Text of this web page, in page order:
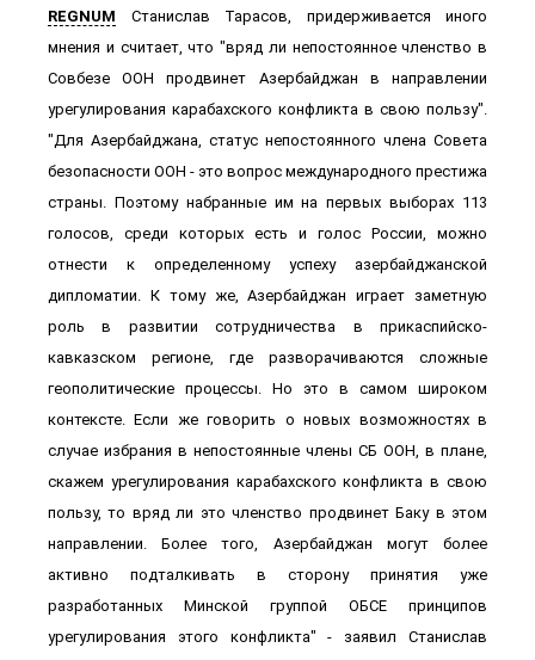
REGNUM Станислав Тарасов, придерживается иного
мнения и считает, что "вряд ли непостоянное членство в
Совбезе ООН продвинет Азербайджан в направлении
урегулирования карабахского конфликта в свою пользу".
"Для Азербайджана, статус непостоянного члена Совета
безопасности ООН - это вопрос международного престижа
страны. Поэтому набранные им на первых выборах 113
голосов, среди которых есть и голос России, можно
отнести к определенному успеху азербайджанской
дипломатии. К тому же, Азербайджан играет заметную
роль в развитии сотрудничества в прикаспийско-
кавказском регионе, где разворачиваются сложные
геополитические процессы. Но это в самом широком
контексте. Если же говорить о новых возможностях в
случае избрания в непостоянные члены СБ ООН, в плане,
скажем урегулирования карабахского конфликта в свою
пользу, то вряд ли это членство продвинет Баку в этом
направлении. Более того, Азербайджан могут более
активно подталкивать в сторону принятия уже
разработанных Минской группой ОБСЕ принципов
урегулирования этого конфликта" - заявил Станислав